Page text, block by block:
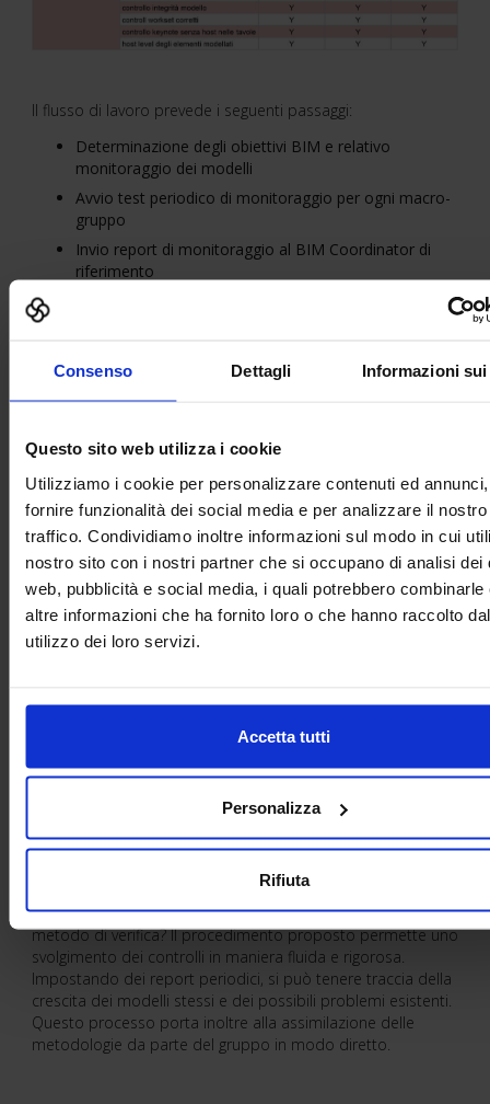
Consenso Dettagli Informazioni
Questo sito web utilizza i cookie
Utilizziamo i cookie per personalizzare contenuti ed
fornire funzionalità dei social media e per analizzare il nostro
traffico. Condividiamo inoltre informazioni sul modo in cui
nostro sito con i nostri partner che si occupano di analisi dei
web, pubblicità e social media, i quali potrebbero combinarle
altre informazioni che ha fornito loro o che hanno raccolto
utilizzo dei loro servizi.
Accetta tutti
Personalizza
Rifiuta
ll flusso di lavoro prevede i seguenti passaggi:
Determinazione degli obiettivi BIM e relativo
monitoraggio dei modelli
Avvio test periodico di monitoraggio per ogni macro-
gruppo
Invio report di monitoraggio al BIM Coordinator di
riferimento
Il Database ha la funzione di elencare tutti i controlli che si
possono effettuare ad ogni modello, con la possibilità però
di essere filtrati ed utilizzati solo quando realmente
Quali sono i risultati ottenuti dopo l’applicazione di questo
metodo di verifica? Il procedimento proposto permette uno
svolgimento dei controlli in maniera fluida e rigorosa.
Impostando dei report periodici, si può tenere traccia della
crescita dei modelli stessi e dei possibili problemi esistenti.
Questo processo porta inoltre alla assimilazione delle
metodologie da parte del gruppo in modo diretto.